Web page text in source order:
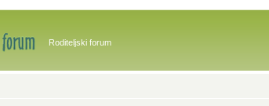
Roditeljski forum